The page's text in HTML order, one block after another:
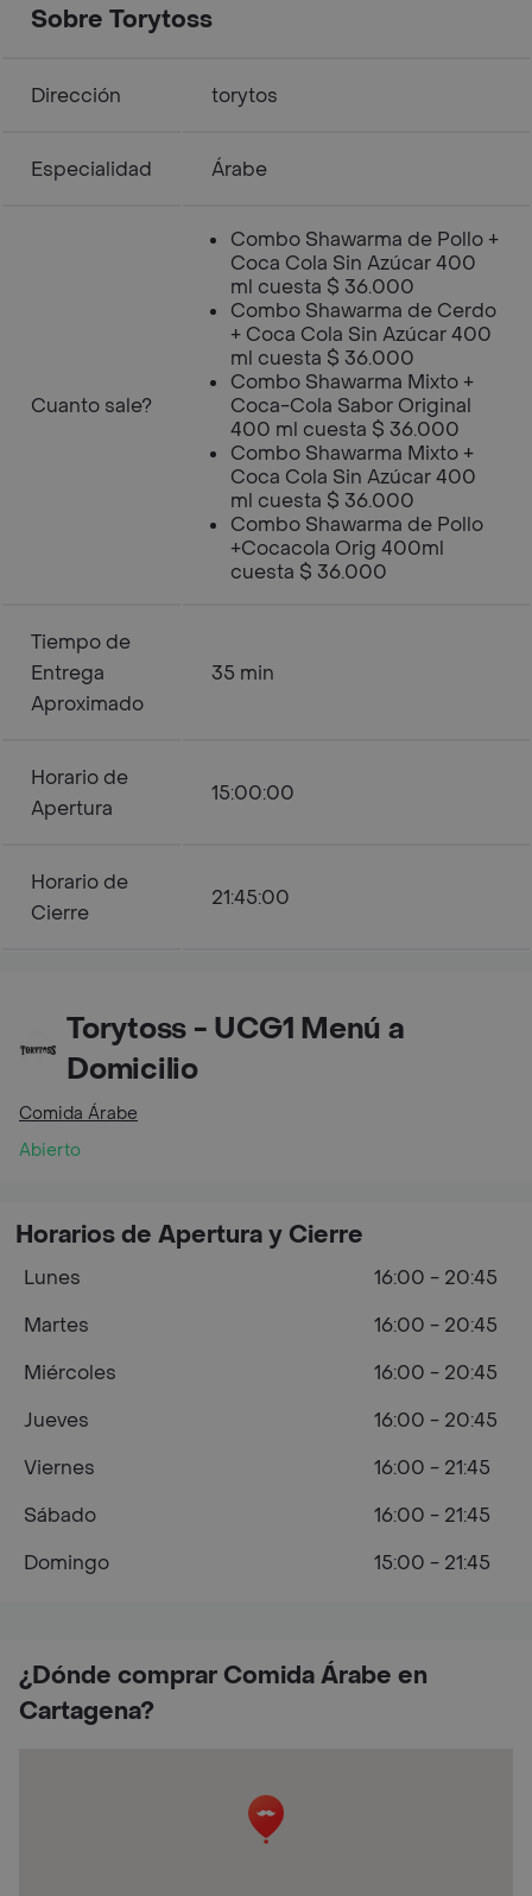
Sobre Torytoss
Dirección torytos
Especialidad Árabe
Cuanto sale?
Combo Shawarma de Pollo +
Coca Cola Sin Azúcar 400
ml cuesta $ 36.000
Combo Shawarma de Cerdo
+ Coca Cola Sin Azúcar 400
ml cuesta $ 36.000
Combo Shawarma Mixto +
Coca-Cola Sabor Original
400 ml cuesta $ 36.000
Combo Shawarma Mixto +
Coca Cola Sin Azúcar 400
ml cuesta $ 36.000
Combo Shawarma de Pollo
+Cocacola Orig 400ml
cuesta $ 36.000
Tiempo de
Entrega
Aproximado
35 min
Horario de
Apertura
15:00:00
Horario de
Cierre
21:45:00
Torytoss - UCG1 Menú a
Domicilio
Comida Árabe
Abierto
¿Dónde comprar Comida Árabe en
Cartagena?
Horarios de Apertura y Cierre
Lunes
16:00 - 20:45
Martes
16:00 - 20:45
Miércoles
16:00 - 20:45
Jueves
16:00 - 20:45
Viernes
16:00 - 21:45
Sábado
16:00 - 21:45
Domingo
15:00 - 21:45